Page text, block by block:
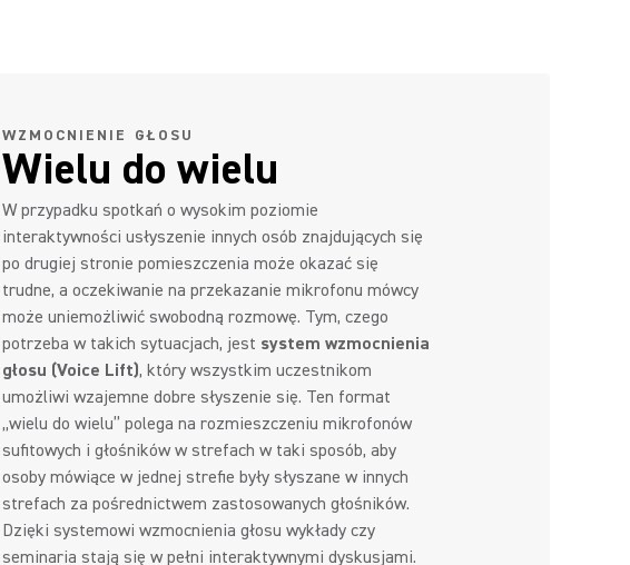
WZMOCNIENIE GŁOSU
Wielu do wielu
W przypadku spotkań o wysokim poziomie
interaktywności usłyszenie innych osób znajdujących się
po drugiej stronie pomieszczenia może okazać się
trudne, a oczekiwanie na przekazanie mikrofonu mówcy
może uniemożliwić swobodną rozmowę. Tym, czego
potrzeba w takich sytuacjach, jest system wzmocnienia
głosu (Voice Lift), który wszystkim uczestnikom
umożliwi wzajemne dobre słyszenie się. Ten format
„wielu do wielu” polega na rozmieszczeniu mikrofonów
sufitowych i głośników w strefach w taki sposób, aby
osoby mówiące w jednej strefie były słyszane w innych
strefach za pośrednictwem zastosowanych głośników.
Dzięki systemowi wzmocnienia głosu wykłady czy
seminaria stają się w pełni interaktywnymi dyskusjami.